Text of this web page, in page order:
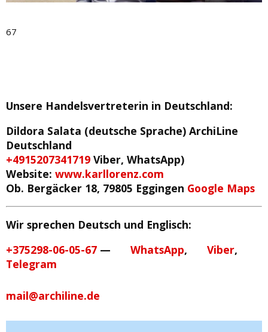
67
Unsere Handelsvertreterin in Deutschland:
Dildora Salata (deutsche Sprache) ArchiLine
Deutschland
+4915207341719 Viber, WhatsApp)
Website: www.karllorenz.com
Ob. Bergäcker 18, 79805 Eggingen Google Maps
Wir sprechen Deutsch und Englisch:
+375298-06-05-67 — WhatsApp, Viber,
Telegram
mail@archiline.de